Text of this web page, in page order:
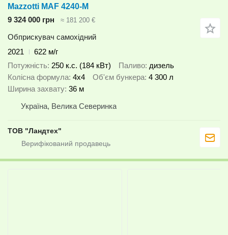
Mazzotti MAF 4240-M
9 324 000 грн
≈ 181 200 €
Обприскувач самохідний
2021
622 м/г
Потужність 250 к.с. (184 кВт) Паливо дизель
Колісна формула 4x4 Об'єм бункера 4 300 л
Ширина захвату 36 м
Україна, Велика Северинка
ТОВ "Ландтех"